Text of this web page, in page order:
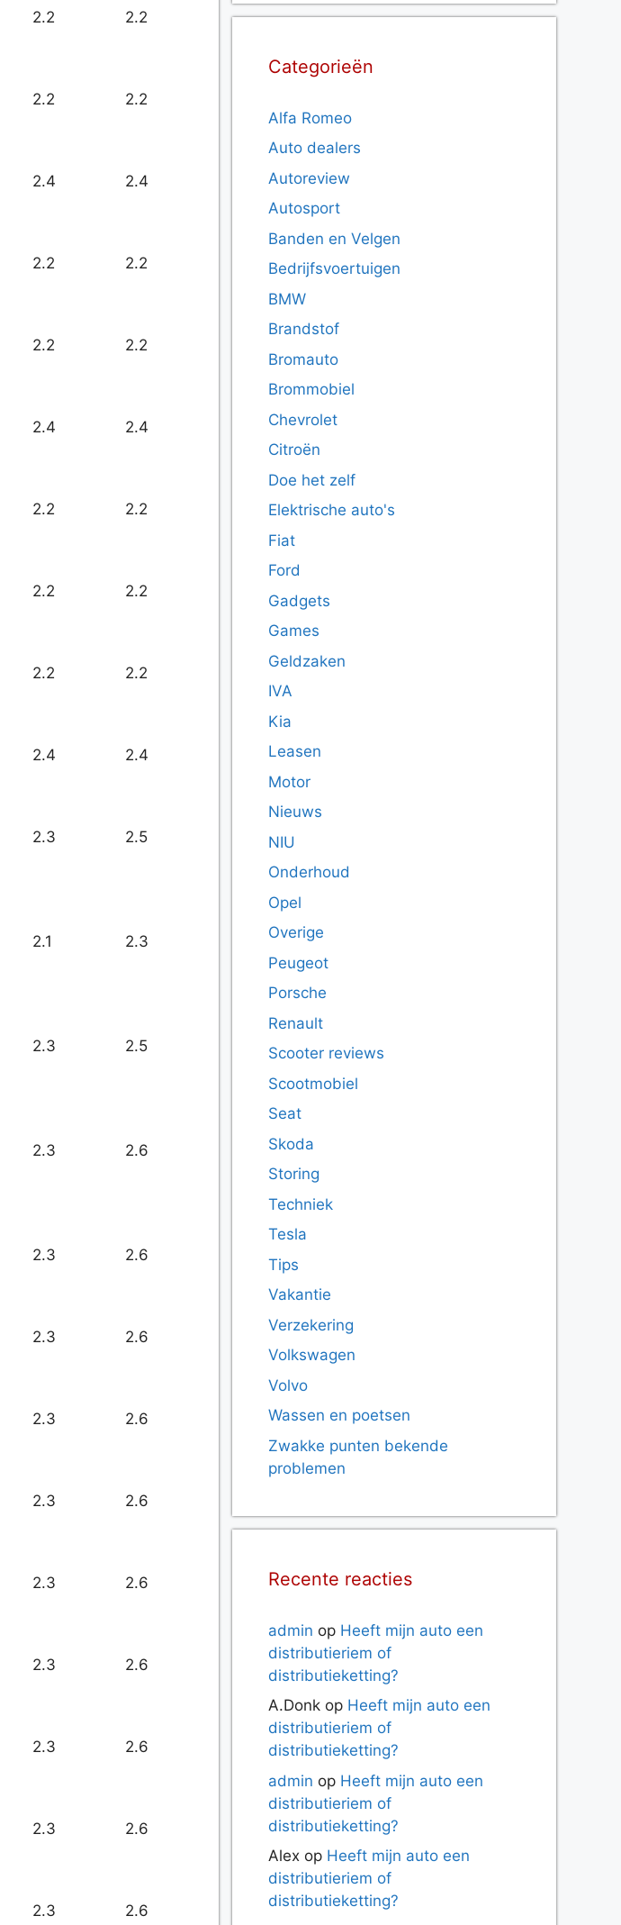
2.2 2.2
2.2 2.2
2.4 2.4
2.2 2.2
2.2 2.2
2.4 2.4
2.2 2.2
2.2 2.2
2.2 2.2
2.4 2.4
2.3 2.5
2.1 2.3
2.3 2.5
2.3 2.6
2.3 2.6
2.3 2.6
2.3 2.6
2.3 2.6
2.3 2.6
2.3 2.6
2.3 2.6
2.3 2.6
2.3 2.6
Categorieën
Alfa Romeo
Auto dealers
Autoreview
Autosport
Banden en Velgen
Bedrijfsvoertuigen
BMW
Brandstof
Bromauto
Brommobiel
Chevrolet
Citroën
Doe het zelf
Elektrische auto's
Fiat
Ford
Gadgets
Games
Geldzaken
IVA
Kia
Leasen
Motor
Nieuws
NIU
Onderhoud
Opel
Overige
Peugeot
Porsche
Renault
Scooter reviews
Scootmobiel
Seat
Skoda
Storing
Techniek
Tesla
Tips
Vakantie
Verzekering
Volkswagen
Volvo
Wassen en poetsen
Zwakke punten bekende
problemen
Recente reacties
admin op Heeft mijn auto een
distributieriem of
distributieketting?
A.Donk op Heeft mijn auto een
distributieriem of
distributieketting?
admin op Heeft mijn auto een
distributieriem of
distributieketting?
Alex op Heeft mijn auto een
distributieriem of
distributieketting?